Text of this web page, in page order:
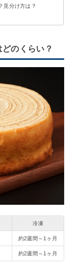
べられる
見分け方は？
のくらい？
冷凍
約2週間～1ヶ月
約2週間～1ヶ月